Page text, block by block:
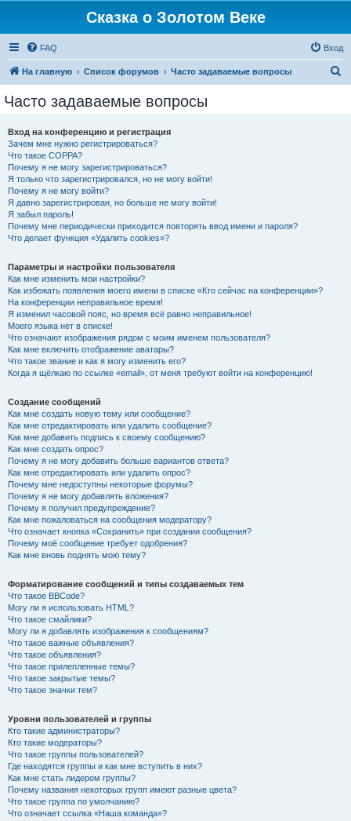
Сказка о Золотом Веке
FAQ Вход
На главную Список форумов Часто задаваемые вопросы
Часто задаваемые вопросы
Вход на конференцию и регистрация
Зачем мне нужно регистрироваться?
Что такое COPPA?
Почему я не могу зарегистрироваться?
Я только что зарегистрировался, но не могу войти!
Почему я не могу войти?
Я давно зарегистрирован, но больше не могу войти!
Я забыл пароль!
Почему мне периодически приходится повторять ввод имени и пароля?
Что делает функция «Удалить cookies»?
Параметры и настройки пользователя
Как мне изменить мои настройки?
Как избежать появления моего имени в списке «Кто сейчас на конференции»?
На конференции неправильное время!
Я изменил часовой пояс, но время всё равно неправильное!
Моего языка нет в списке!
Что означают изображения рядом с моим именем пользователя?
Как мне включить отображение аватары?
Что такое звание и как я могу изменить его?
Когда я щёлкаю по ссылке «email», от меня требуют войти на конференцию!
Создание сообщений
Как мне создать новую тему или сообщение?
Как мне отредактировать или удалить сообщение?
Как мне добавить подпись к своему сообщению?
Как мне создать опрос?
Почему я не могу добавить больше вариантов ответа?
Как мне отредактировать или удалить опрос?
Почему мне недоступны некоторые форумы?
Почему я не могу добавлять вложения?
Почему я получил предупреждение?
Как мне пожаловаться на сообщения модератору?
Что означает кнопка «Сохранить» при создании сообщения?
Почему моё сообщение требует одобрения?
Как мне вновь поднять мою тему?
Форматирование сообщений и типы создаваемых тем
Что такое BBCode?
Могу ли я использовать HTML?
Что такое смайлики?
Могу ли я добавлять изображения к сообщениям?
Что такое важные объявления?
Что такое объявления?
Что такое прилепленные темы?
Что такое закрытые темы?
Что такое значки тем?
Уровни пользователей и группы
Кто такие администраторы?
Кто такие модераторы?
Что такое группы пользователей?
Где находятся группы и как мне вступить в них?
Как мне стать лидером группы?
Почему названия некоторых групп имеют разные цвета?
Что такое группа по умолчанию?
Что означает ссылка «Наша команда»?